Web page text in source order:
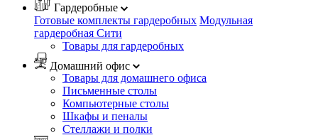
Гардеробные
Готовые комплекты гардеробных Модульная
гардеробная Сити
Товары для гардеробных
Домашний офис
Товары для домашнего офиса
Письменные столы
Компьютерные столы
Шкафы и пеналы
Стеллажи и полки